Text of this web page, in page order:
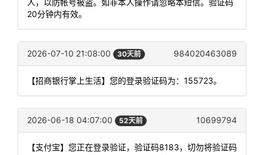
20分钟内有效。
2026-07-10 21:08:00 30天前 984020463089
【招商银行掌上生活】您的登录验证码为：155723。
2026-06-18 04:07:00 52天前 10699794
【支付宝】您正在登录验证，验证码8183，切勿将验证码